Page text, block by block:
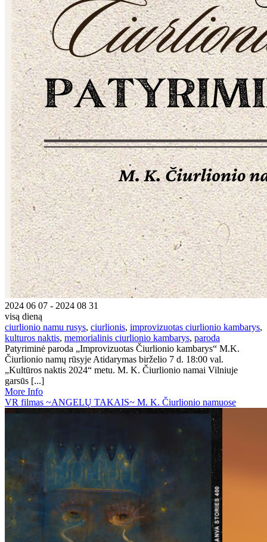
2024 06 07 - 2024 08 31
visą dieną
ciurlionio namu rusys, ciurlionis, improvizuotas ciurlionio kambarys,
kulturos naktis, memorialinis ciurlionio kambarys, paroda
Patyriminė paroda „Improvizuotas Čiurlionio kambarys“ M.K.
Čiurlionio namų rūsyje Atidarymas birželio 7 d. 18:00 val.
„Kultūros naktis 2024“ metu. M. K. Čiurlionio namai Vilniuje
garsūs [...]
More Info
VR filmas ~ANGELŲ TAKAIS~ M. K. Čiurlionio namuose